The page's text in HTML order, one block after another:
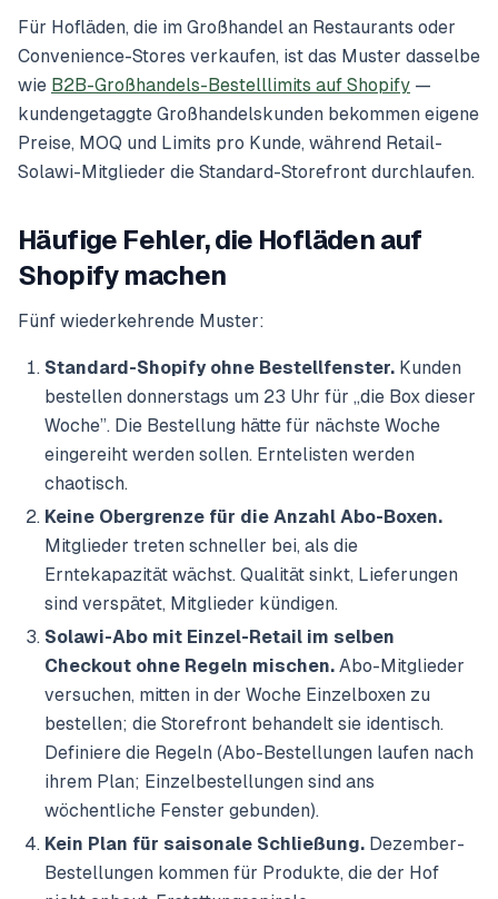
Für Hofläden, die im Großhandel an Restaurants oder
Convenience-Stores verkaufen, ist das Muster dasselbe
wie B2B-Großhandels-Bestelllimits auf Shopify —
kundengetaggte Großhandelskunden bekommen eigene
Preise, MOQ und Limits pro Kunde, während Retail-
Solawi-Mitglieder die Standard-Storefront durchlaufen.
Häufige Fehler, die Hofläden auf
Shopify machen
Fünf wiederkehrende Muster:
Standard-Shopify ohne Bestellfenster. Kunden
bestellen donnerstags um 23 Uhr für „die Box dieser
Woche”. Die Bestellung hätte für nächste Woche
eingereiht werden sollen. Erntelisten werden
chaotisch.
Keine Obergrenze für die Anzahl Abo-Boxen.
Mitglieder treten schneller bei, als die
Erntekapazität wächst. Qualität sinkt, Lieferungen
sind verspätet, Mitglieder kündigen.
Solawi-Abo mit Einzel-Retail im selben
Checkout ohne Regeln mischen. Abo-Mitglieder
versuchen, mitten in der Woche Einzelboxen zu
bestellen; die Storefront behandelt sie identisch.
Definiere die Regeln (Abo-Bestellungen laufen nach
ihrem Plan; Einzelbestellungen sind ans
wöchentliche Fenster gebunden).
Kein Plan für saisonale Schließung. Dezember-
Bestellungen kommen für Produkte, die der Hof